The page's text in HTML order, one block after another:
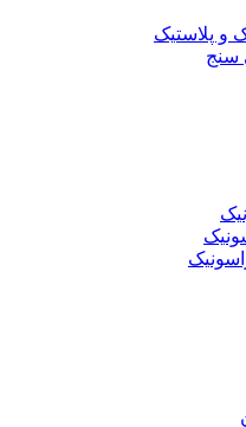
و پلاستیک
سنج